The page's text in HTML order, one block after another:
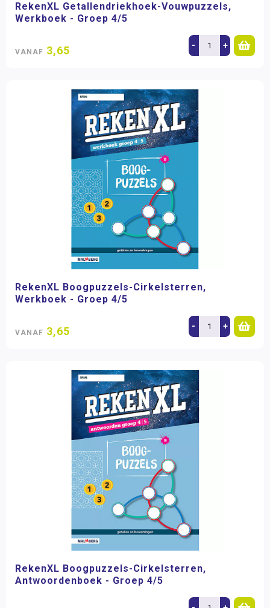
RekenXL Getallendriekhoek-Vouwpuzzels,
Werkboek - Groep 4/5
VANAF 3,65 - +
RekenXL Boogpuzzels-Cirkelsterren,
Werkboek - Groep 4/5
VANAF 3,65 - +
RekenXL Boogpuzzels-Cirkelsterren,
Antwoordenboek - Groep 4/5